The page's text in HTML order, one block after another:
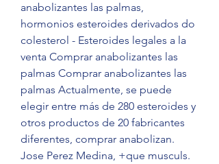
anabolizantes las palmas,
hormonios esteroides derivados do
colesterol - Esteroides legales a la
venta Comprar anabolizantes las
palmas Comprar anabolizantes las
palmas Actualmente, se puede
elegir entre más de 280 esteroides y
otros productos de 20 fabricantes
diferentes, comprar anabolizan.
Jose Perez Medina, +que musculs.